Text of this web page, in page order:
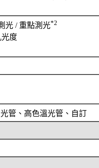
光 / 重點測光*2
度
管、高色溫光管、自訂